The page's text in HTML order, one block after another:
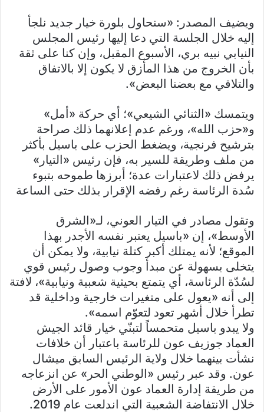
ويضيف المصدر: «سنحاول بلورة خيار جديد نلجأ
إليه خلال الجلسة التي دعا إليها رئيس المجلس
النيابي نبيه بري، الأسبوع المقبل، وإن كنا على ثقة
بأن الخروج من هذا المأزق لا يكون إلا بالاتفاق
والتلاقي مع بعضنا البعض».
ويتمسك «الثنائي الشيعي»؛ أي حركة «أمل»
و«حزب الله»، ورغم عدم إعلانهما ذلك صراحة
بترشيح فرنجية، ويضغط الحزب على باسيل بأكثر
من ملف وطريقة للسير به، فإن رئيس «التيار»
يرفض ذلك لاعتبارات عدة؛ أبرزها طموحه بتبوء
سُدة الرئاسة رغم رفضه الإقرار بذلك حتى الساعة
وتقول مصادر في التيار العوني، لـ«الشرق
الأوسط»، إن «باسيل يعتبر نفسه الأجدر بهذا
الموقع؛ لأنه يمتلك أكبر كتلة نيابية، ولا يمكن أن
يتخلى بسهولة عن مبدأ وجوب وصول رئيس قوي
لسُدّة الرئاسة، أي يتمتع بحيثية شعبية ونيابية»، لافتة
إلى أنه «يعول على متغيرات خارجية وداخلية قد
تطرأ خلال أشهر تعود لتعوّم اسمه».
ولا يبدو باسيل متحمساً لتبنّي خيار قائد الجيش
العماد جوزيف عون للرئاسة باعتبار أن خلافات
نشأت بينهما خلال ولاية الرئيس السابق ميشال
عون. وقد عبر رئيس «الوطني الحر» عن انزعاجه
من طريقة إدارة العماد عون الأمور على الأرض
خلال الانتفاضة الشعبية التي اندلعت عام 2019.